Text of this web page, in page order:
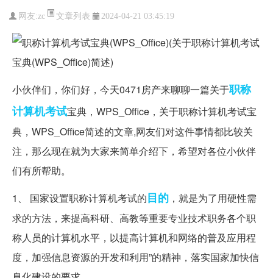
网友:zc 文章列表 2024-04-21 03:45:19
小伙伴们，你们好，今天0471房产来聊聊一篇关于职称
计算机考试宝典，WPS_Office，关于职称计算机考试宝
典，WPS_Office简述的文章,网友们对这件事情都比较关
注，那么现在就为大家来简单介绍下，希望对各位小伙伴
们有所帮助。
1、 国家设置职称计算机考试的目的 ，就是为了用硬性需
求的方法，来提高科研、高教等重要专业技术职务各个职
称人员的计算机水平，以提高计算机和网络的普及应用程
度，加强信息资源的开发和利用”的精神，落实国家加快信